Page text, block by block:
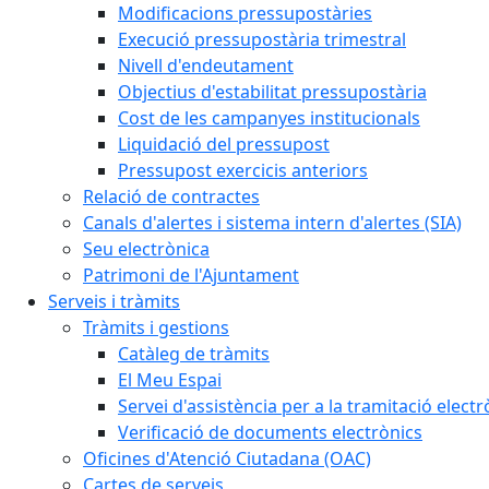
Modificacions pressupostàries
Execució pressupostària trimestral
Nivell d'endeutament
Objectius d'estabilitat pressupostària
Cost de les campanyes institucionals
Liquidació del pressupost
Pressupost exercicis anteriors
Relació de contractes
Canals d'alertes i sistema intern d'alertes (SIA)
Seu electrònica
Patrimoni de l'Ajuntament
Serveis i tràmits
Tràmits i gestions
Catàleg de tràmits
El Meu Espai
Servei d'assistència per a la tramitació
Verificació de documents electrònics
Oficines d'Atenció Ciutadana (OAC)